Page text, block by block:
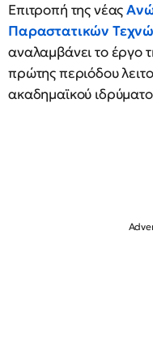
Επιτροπή της νέας
Παραστατικών
αναλαμβάνει το έργο
πρώτης περιόδου
ακαδημαϊκού